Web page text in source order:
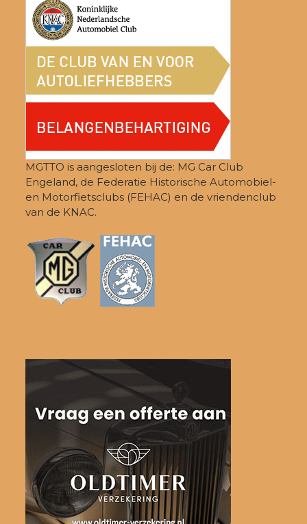
MGTTO is aangesloten bij de: MG Car Club
Engeland, de Federatie Historische Automobiel-
en Motorfietsclubs (FEHAC) en de vriendenclub
van de KNAC.